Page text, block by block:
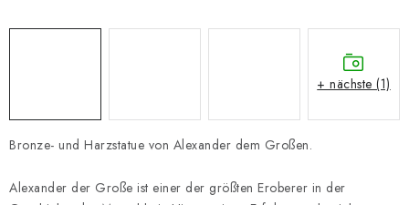
Geschäftsbedingungen
Bronze- und Harzstatue von Alexander dem Großen.
Alexander der Große ist einer der größten Eroberer in der
+ nächste (1)